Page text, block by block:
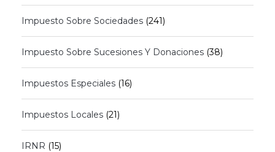
Impuesto Sobre Sociedades (241)
Impuesto Sobre Sucesiones Y Donaciones (38)
Impuestos Especiales (16)
Impuestos Locales (21)
IRNR (15)